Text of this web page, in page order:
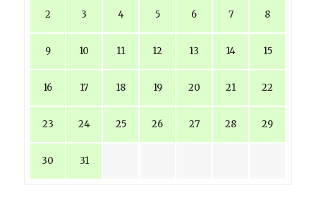
2 3 4 5 6 7 8
9 10 11 12 13 14 15
16 17 18 19 20 21 22
23 24 25 26 27 28 29
30 31